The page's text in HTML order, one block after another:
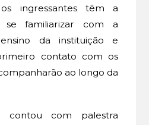
os ingressantes têm a
se familiarizar com a
da instituição e
contato com os
ao longo da
contou com palestra